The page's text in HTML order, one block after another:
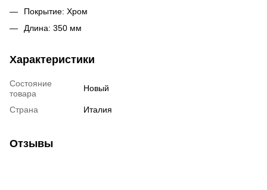
Покрытие: Хром
Длина: 350 мм
Характеристики
Состояние
товара
Новый
Страна Италия
Отзывы